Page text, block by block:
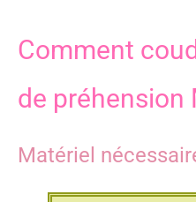
Comment
de préhension
Matériel